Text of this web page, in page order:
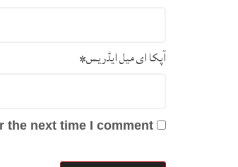
آپکا ای میل ایڈریس*
next time I comment.